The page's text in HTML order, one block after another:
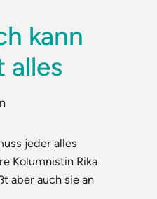
kann
alles
jeder alles
Kolumnistin Rika
aber auch sie an